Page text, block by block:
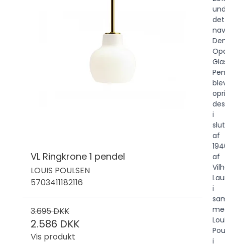
VL Ringkrone 1 pendel
LOUIS POULSEN
5703411182116
3.695 DKK
2.586 DKK
Vis produkt
i
af
af
i
i